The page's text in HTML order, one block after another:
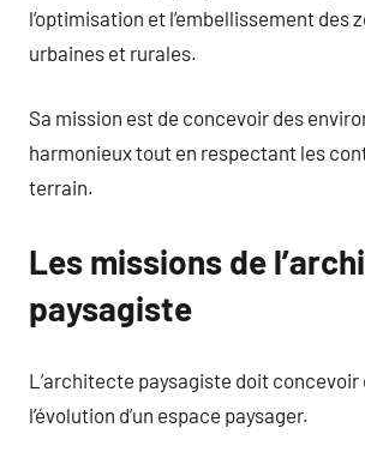
l’optimisation et l’embellissement des
urbaines et rurales.
Sa mission est de concevoir des
harmonieux tout en respectant les
terrain.
Les missions de
paysagiste
L’architecte paysagiste doit concevoir
l’évolution d’un espace paysager.